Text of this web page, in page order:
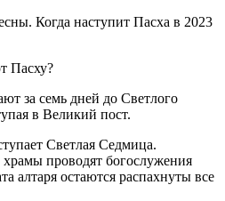
Пасху?
за семь дней до Светлого
в Великий пост.
Светлая Седмица.
проводят богослужения
алтаря остаются распахнуты все